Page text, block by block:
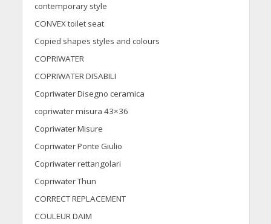
contemporary style
CONVEX toilet seat
Copied shapes styles and colours
COPRIWATER
COPRIWATER DISABILI
Copriwater Disegno ceramica
copriwater misura 43×36
Copriwater Misure
Copriwater Ponte Giulio
Copriwater rettangolari
Copriwater Thun
CORRECT REPLACEMENT
COULEUR DAIM